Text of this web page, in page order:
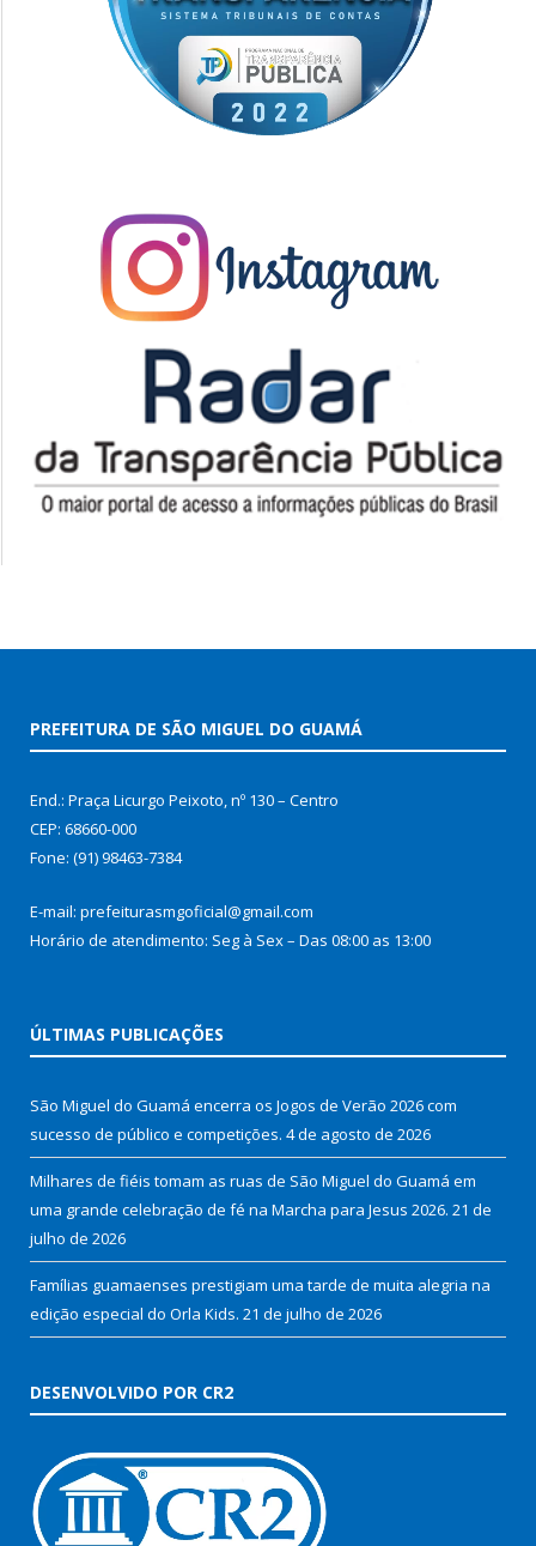
PREFEITURA DE SÃO MIGUEL DO GUAMÁ
End.: Praça Licurgo Peixoto, nº 130 – Centro
CEP: 68660-000
Fone: (91) 98463-7384
E-mail: prefeiturasmgoficial@gmail.com
Horário de atendimento: Seg à Sex – Das 08:00 as 13:00
ÚLTIMAS PUBLICAÇÕES
São Miguel do Guamá encerra os Jogos de Verão 2026 com
sucesso de público e competições. 4 de agosto de 2026
Milhares de fiéis tomam as ruas de São Miguel do Guamá em
uma grande celebração de fé na Marcha para Jesus 2026. 21 de
julho de 2026
Famílias guamaenses prestigiam uma tarde de muita alegria na
edição especial do Orla Kids. 21 de julho de 2026
DESENVOLVIDO POR CR2